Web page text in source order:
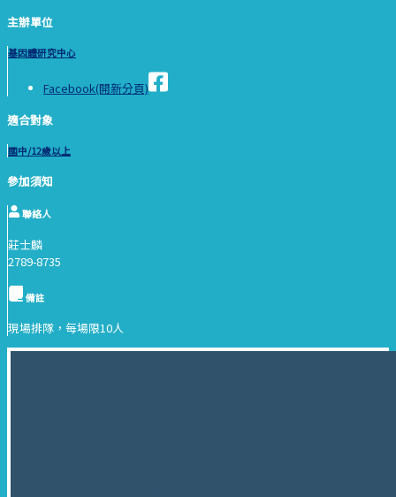
主辦單位
基因體研究中心
Facebook(開新分頁)
適合對象
國中/12歲以上
參加須知
聯絡人
莊士麟
2789-8735
備註
現場排隊，每場限10人